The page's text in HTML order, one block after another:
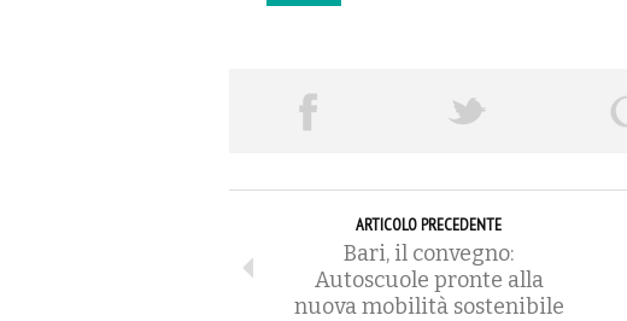
ARTICOLO PRECEDENTE
Bari, il convegno:
Autoscuole pronte alla
nuova mobilità sostenibile